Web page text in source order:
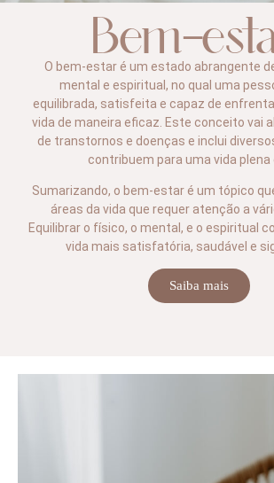
Bem-
O bem-estar é um estado abrangente
mental e espiritual, no qual uma
equilibrada, satisfeita e capaz de
vida de maneira eficaz. Este conceito vai
de transtornos e doenças e inclui
contribuem para uma vida plena
Sumarizando, o bem-estar é um tópico
áreas da vida que requer atenção a
Equilibrar o físico, o mental, e o espiritual
vida mais satisfatória, saudável e
Saiba mais